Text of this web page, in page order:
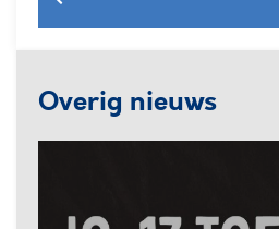
Overig nieuws